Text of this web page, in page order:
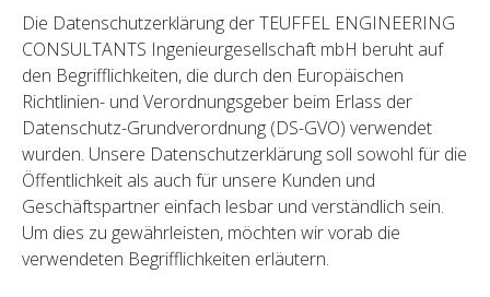
Die Datenschutzerklärung der TEUFFEL ENGINEERING
CONSULTANTS Ingenieurgesellschaft mbH beruht auf
den Begrifflichkeiten, die durch den Europäischen
Richtlinien- und Verordnungsgeber beim Erlass der
Datenschutz-Grundverordnung (DS-GVO) verwendet
wurden. Unsere Datenschutzerklärung soll sowohl für die
Öffentlichkeit als auch für unsere Kunden und
Geschäftspartner einfach lesbar und verständlich sein.
Um dies zu gewährleisten, möchten wir vorab die
verwendeten Begrifflichkeiten erläutern.